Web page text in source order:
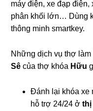
máy điện, xe đạp điện,
phân khối lớn… Dùng
thông minh smartkey.
Những dịch vụ thợ
Sêcủa thợ khóa Hữu
Đánh lại khóa xe
hỗ trợ 24/24 ởthị